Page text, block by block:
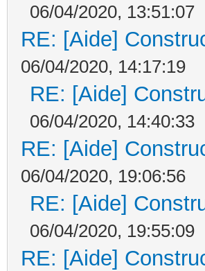
06/04/2020, 13:51:07
RE: [Aide]
06/04/2020, 14:17:19
RE: [Aide]
06/04/2020, 14:40:33
RE: [Aide]
06/04/2020, 19:06:56
RE: [Aide]
06/04/2020, 19:55:09
RE: [Aide]